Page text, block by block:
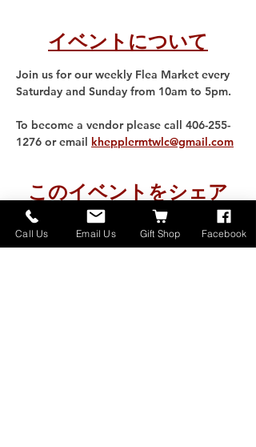
イベントについて
Join us for our weekly Flea Market every
Saturday and Sunday from 10am to 5pm.
To become a vendor please call 406-255-
1276 or email khepplermtwlc@gmail.com
このイベントをシェア
Call Us Email Us Gift Shop Facebook